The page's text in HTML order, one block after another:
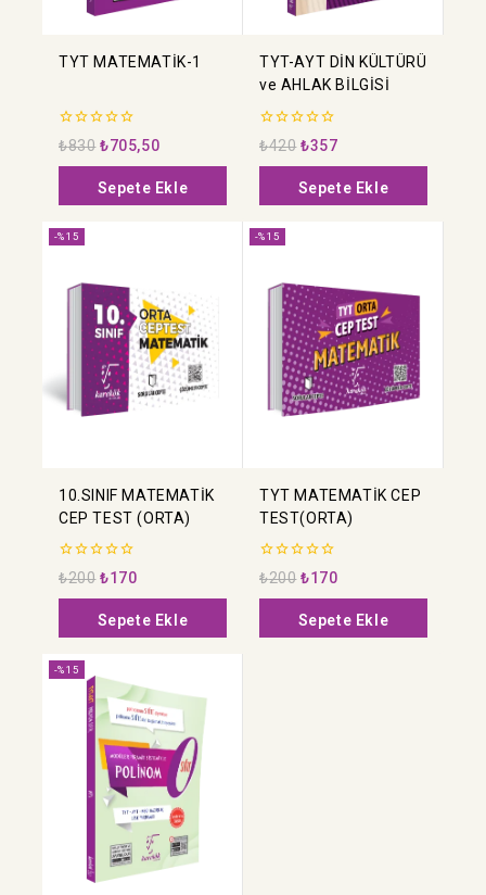
TYT MATEMATİK-1
0
5
üzerinden
₺830 ₺705,50
Sepete Ekle
TYT-AYT DİN KÜLTÜRÜ
ve AHLAK BİLGİSİ
0
5
üzerinden
₺420 ₺357
Sepete Ekle
-%15
10.SINIF MATEMATİK
CEP TEST (ORTA)
0
5
üzerinden
₺200 ₺170
Sepete Ekle
-%15
TYT MATEMATİK CEP
TEST(ORTA)
0
5
üzerinden
₺200 ₺170
Sepete Ekle
-%15